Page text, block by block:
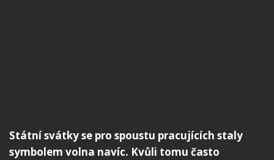
Státní svátky se pro spoustu pracujících staly
symbolem volna navíc. Kvůli tomu často